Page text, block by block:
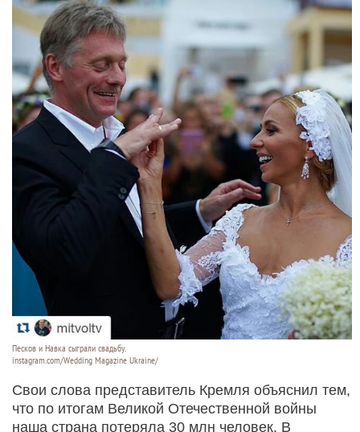
Песков и Навка сыграли свадьбу.
instagram.com/Wedding Magazine Ukraine/
Свои слова представитель Кремля объяснил тем,
что по итогам Великой Отечественной войны
наша страна потеряла 30 млн человек. В